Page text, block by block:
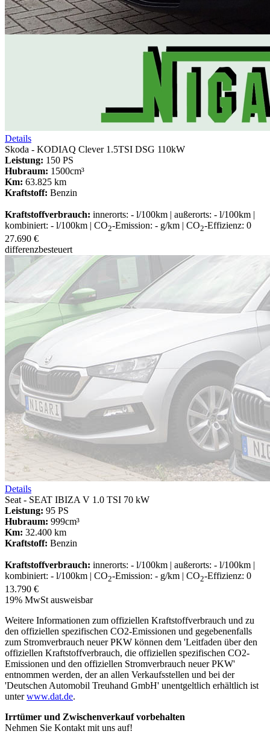
Details
Skoda - KODIAQ Clever 1.5TSI DSG 110kW
Leistung: 150 PS
Hubraum: 1500cm³
Km: 63.825 km
Kraftstoff: Benzin
Kraftstoffverbrauch: innerorts: - l/100km | außerorts: - l/100km |
kombiniert: - l/100km | CO2-Emission: - g/km | CO2-Effizienz: 0
27.690 €
differenzbesteuert
Details
Seat - SEAT IBIZA V 1.0 TSI 70 kW
Leistung: 95 PS
Hubraum: 999cm³
Km: 32.400 km
Kraftstoff: Benzin
Kraftstoffverbrauch: innerorts: - l/100km | außerorts: - l/100km |
kombiniert: - l/100km | CO2-Emission: - g/km | CO2-Effizienz: 0
13.790 €
19% MwSt ausweisbar
Weitere Informationen zum offiziellen Kraftstoffverbrauch und zu
den offiziellen spezifischen CO2-Emissionen und gegebenenfalls
zum Stromverbrauch neuer PKW können dem 'Leitfaden über den
offiziellen Kraftstoffverbrauch, die offiziellen spezifischen CO2-
Emissionen und den offiziellen Stromverbrauch neuer PKW'
entnommen werden, der an allen Verkaufsstellen und bei der
'Deutschen Automobil Treuhand GmbH' unentgeltlich erhältlich ist
unterwww.dat.de.
Irrtümer und Zwischenverkauf vorbehalten
Nehmen Sie Kontakt mit uns auf!